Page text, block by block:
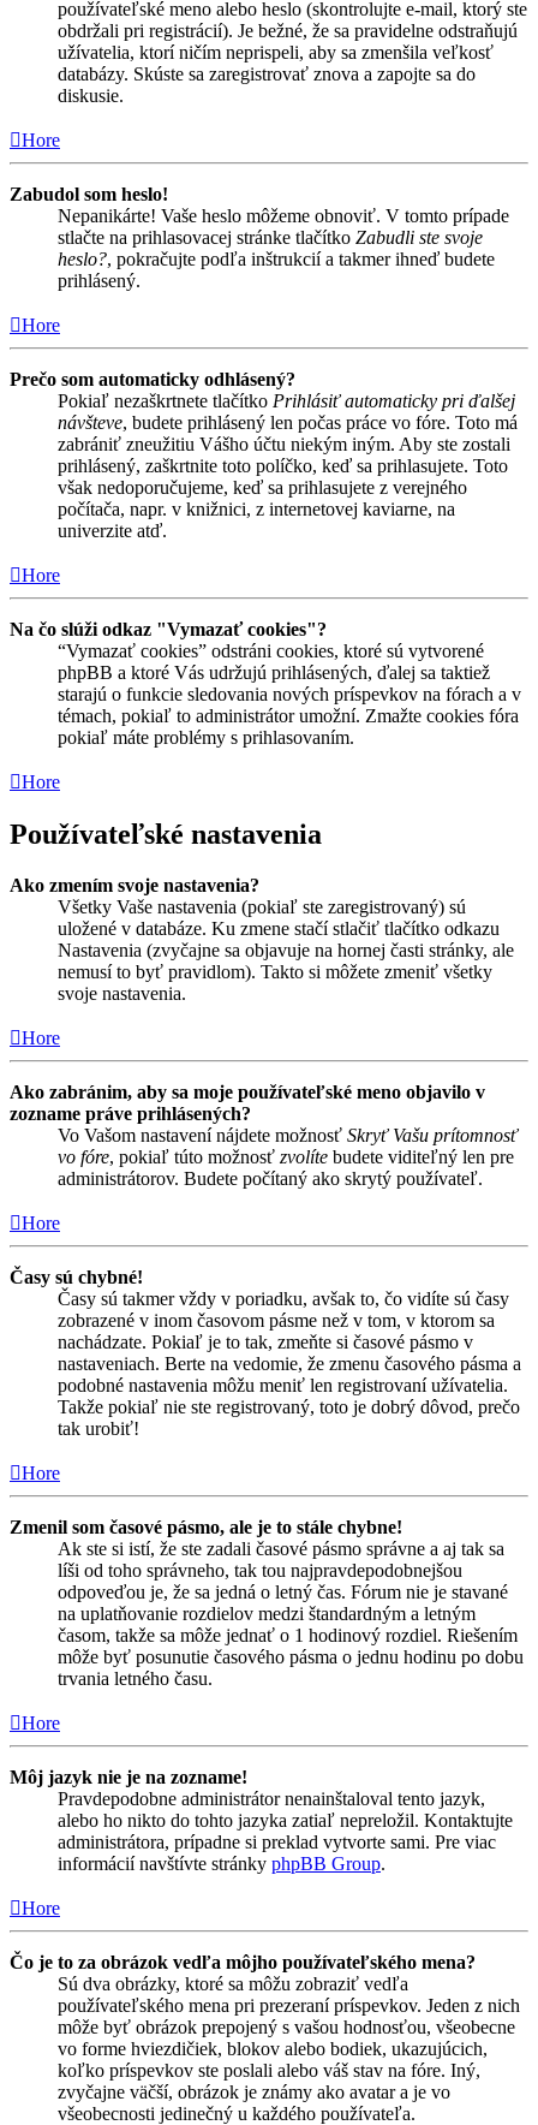
používateľské meno alebo heslo (skontrolujte e-mail, ktorý ste
obdržali pri registrácií). Je bežné, že sa pravidelne odstraňujú
užívatelia, ktorí ničím neprispeli, aby sa zmenšila veľkosť
databázy. Skúste sa zaregistrovať znova a zapojte sa do
diskusie.
Hore
Zabudol som heslo!
Nepanikárte! Vaše heslo môžeme obnoviť. V tomto prípade
stlačte na prihlasovacej stránke tlačítko Zabudli ste svoje
heslo?, pokračujte podľa inštrukcií a takmer ihneď budete
prihlásený.
Hore
Prečo som automaticky odhlásený?
Pokiaľ nezaškrtnete tlačítko Prihlásiť automaticky pri ďalšej
návšteve, budete prihlásený len počas práce vo fóre. Toto má
zabrániť zneužitiu Vášho účtu niekým iným. Aby ste zostali
prihlásený, zaškrtnite toto políčko, keď sa prihlasujete. Toto
však nedoporučujeme, keď sa prihlasujete z verejného
počítača, napr. v knižnici, z internetovej kaviarne, na
univerzite atď.
Hore
Na čo slúži odkaz "Vymazať cookies"?
“Vymazať cookies” odstráni cookies, ktoré sú vytvorené
phpBB a ktoré Vás udržujú prihlásených, ďalej sa taktiež
starajú o funkcie sledovania nových príspevkov na fórach a v
témach, pokiaľ to administrátor umožní. Zmažte cookies fóra
pokiaľ máte problémy s prihlasovaním.
Hore
Používateľské nastavenia
Ako zmením svoje nastavenia?
Všetky Vaše nastavenia (pokiaľ ste zaregistrovaný) sú
uložené v databáze. Ku zmene stačí stlačiť tlačítko odkazu
Nastavenia (zvyčajne sa objavuje na hornej časti stránky, ale
nemusí to byť pravidlom). Takto si môžete zmeniť všetky
svoje nastavenia.
Hore
Ako zabránim, aby sa moje používateľské meno objavilo v
zozname práve prihlásených?
Vo Vašom nastavení nájdete možnosť Skryť Vašu prítomnosť
vo fóre, pokiaľ túto možnosť zvolíte budete viditeľný len pre
administrátorov. Budete počítaný ako skrytý používateľ.
Hore
Časy sú chybné!
Časy sú takmer vždy v poriadku, avšak to, čo vidíte sú časy
zobrazené v inom časovom pásme než v tom, v ktorom sa
nachádzate. Pokiaľ je to tak, zmeňte si časové pásmo v
nastaveniach. Berte na vedomie, že zmenu časového pásma a
podobné nastavenia môžu meniť len registrovaní užívatelia.
Takže pokiaľ nie ste registrovaný, toto je dobrý dôvod, prečo
tak urobiť!
Hore
Zmenil som časové pásmo, ale je to stále chybne!
Ak ste si istí, že ste zadali časové pásmo správne a aj tak sa
líši od toho správneho, tak tou najpravdepodobnejšou
odpoveďou je, že sa jedná o letný čas. Fórum nie je stavané
na uplatňovanie rozdielov medzi štandardným a letným
časom, takže sa môže jednať o 1 hodinový rozdiel. Riešením
môže byť posunutie časového pásma o jednu hodinu po dobu
trvania letného času.
Hore
Môj jazyk nie je na zozname!
Pravdepodobne administrátor nenainštaloval tento jazyk,
alebo ho nikto do tohto jazyka zatiaľ nepreložil. Kontaktujte
administrátora, prípadne si preklad vytvorte sami. Pre viac
informácií navštívte stránky phpBB Group.
Hore
Čo je to za obrázok vedľa môjho používateľského mena?
Sú dva obrázky, ktoré sa môžu zobraziť vedľa
používateľského mena pri prezeraní príspevkov. Jeden z nich
môže byť obrázok prepojený s vašou hodnosťou, všeobecne
vo forme hviezdičiek, blokov alebo bodiek, ukazujúcich,
koľko príspevkov ste poslali alebo váš stav na fóre. Iný,
zvyčajne väčší, obrázok je známy ako avatar a je vo
všeobecnosti jedinečný u každého používateľa.